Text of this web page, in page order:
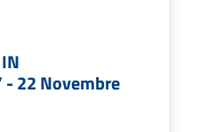
- 22 Novembre